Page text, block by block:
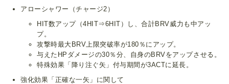
アローシャワー（チャージ2）
HIT数アップ（4HIT⇒6HIT）し、合計BRV威力も中アッ
プ。
攻撃時最大BRV上限突破率が180％にアップ。
与えたHPダメージの30％分、自身のBRVをアップさせる。
特殊効果「降り注ぐ矢」付与期間が3ACTに延長。
強化効果「正確な一矢」に関して